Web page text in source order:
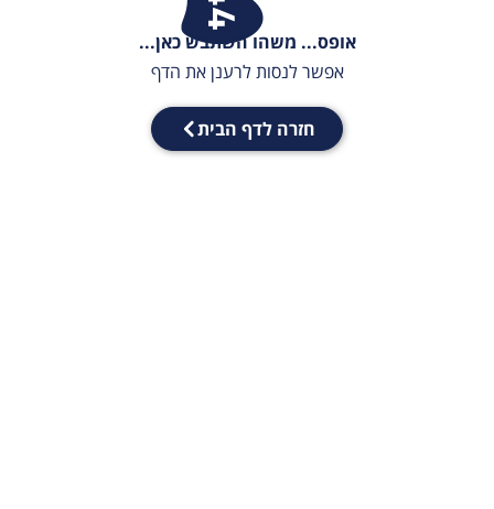
אופס... משהו השתבש כאן...
אפשר לנסות לרענן את הדף
חזרה לדף הבית